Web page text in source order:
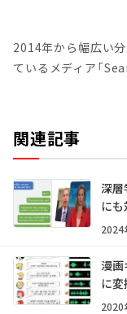
2014年から幅広い
ているメディア「
関連記事
深
に
2024
漫
に
2020